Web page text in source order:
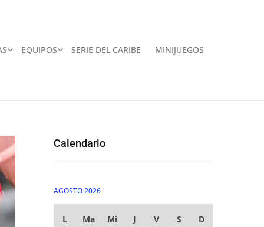
EQUIPOS SERIE DEL CARIBE MINIJUEGOS
Calendario
AGOSTO 2026
L Ma Mi J V S D